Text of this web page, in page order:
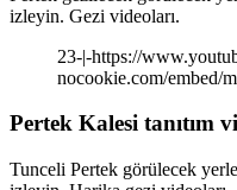
izleyin. Gezi videoları.
23-|-https://
nocookie.com/embed/
Pertek Kalesi tanıtım
Tunceli Pertek görülecek